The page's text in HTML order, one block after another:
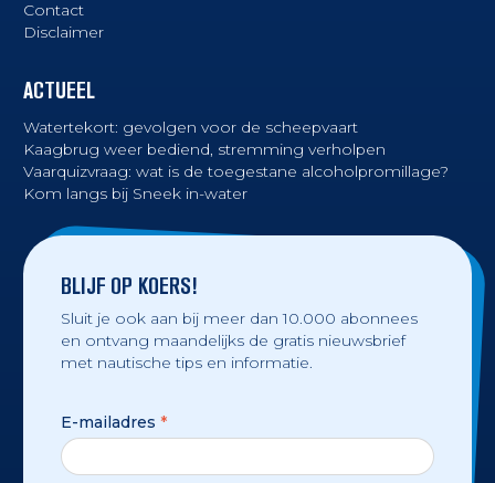
Contact
Disclaimer
ACTUEEL
Watertekort: gevolgen voor de scheepvaart
Kaagbrug weer bediend, stremming verholpen
Vaarquizvraag: wat is de toegestane alcoholpromillage?
Kom langs bij Sneek in-water
BLIJF OP KOERS!
Sluit je ook aan bij meer dan 10.000 abonnees
en ontvang maandelijks de gratis nieuwsbrief
met nautische tips en informatie.
E-mailadres *